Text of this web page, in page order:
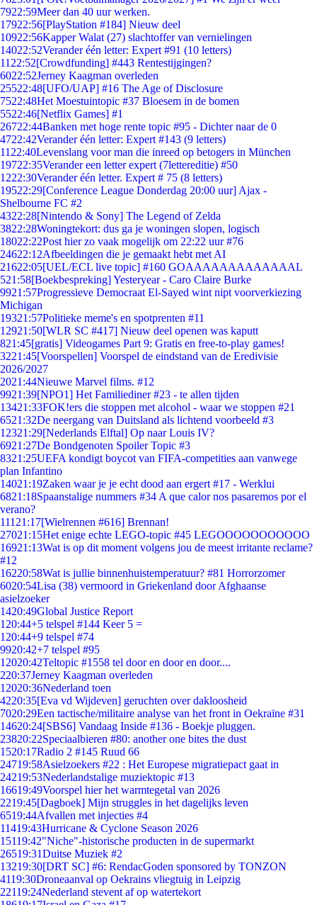
7922:59Meer dan 40 uur werken.
17922:56[PlayStation #184] Nieuw deel
10922:56Kapper Walat (27) slachtoffer van vernielingen
14022:52Verander één letter: Expert #91 (10 letters)
11 22:52[Crowdfunding] #443 Rentestijgingen?
6022:52Jerney Kaagman overleden
25522:48[UFO/UAP] #16 The Age of Disclosure
7522:48Het Moestuintopic #37 Bloesem in de bomen
5522:46[Netflix Games] #1
26722:44Banken met hoge rente topic #95 - Dichter naar de 0
4722:42Verander één letter: Expert #143 (9 letters)
11 22:40Levenslang voor man die inreed op betogers in München
19722:35Verander een letter expert (7lettereditie) #50
1222:30Verander één letter. Expert # 75 (8 letters)
19522:29[Conference League Donderdag 20:00 uur] Ajax -
Shelbourne FC #2
4322:28[Nintendo & Sony] The Legend of Zelda
3822:28Woningtekort: dus ga je woningen slopen, logisch
18022:22Post hier zo vaak mogelijk om 22:22 uur #76
24622:12Afbeeldingen die je gemaakt hebt met AI
21622:05[UEL/ECL live topic] #160 GOAAAAAAAAAAAAAL
521:58[Boekbespreking] Yesteryear - Caro Claire Burke
9921:57Progressieve Democraat El-Sayed wint nipt voorverkiezing
Michigan
19321:57Politieke meme's en spotprenten #11
12921:50[WLR SC #417] Nieuw deel openen was kaputt
821:45[gratis] Videogames Part 9: Gratis en free-to-play games!
3221:45[Voorspellen] Voorspel de eindstand van de Eredivisie
2026/2027
2021:44Nieuwe Marvel films. #12
9921:39[NPO1] Het Familiediner #23 - te allen tijden
13421:33FOK!ers die stoppen met alcohol - waar we stoppen #21
6521:32De neergang van Duitsland als lichtend voorbeeld #3
12321:29[Nederlands Elftal] Op naar Louis IV?
6921:27De Bondgenoten Spoiler Topic #3
8321:25UEFA kondigt boycot van FIFA-competities aan vanwege
plan Infantino
14021:19Zaken waar je je echt dood aan ergert #17 - Werklui
6821:18Spaanstalige nummers #34 A que calor nos pasaremos por el
verano?
111 21:17[Wielrennen #616] Brennan!
27021:15Het enige echte LEGO-topic #45 LEGOOOOOOOOOOO
16921:13Wat is op dit moment volgens jou de meest irritante reclame?
#12
16220:58Wat is jullie binnenhuistemperatuur? #81 Horrorzomer
6020:54Lisa (38) vermoord in Griekenland door Afghaanse
asielzoeker
1420:49Global Justice Report
1 20:44+5 telspel #144 Keer 5 =
1 20:44+9 telspel #74
9920:42+7 telspel #95
12020:42Teltopic #1558 tel door en door en door....
220:37Jerney Kaagman overleden
12020:36Nederland toen
4220:35[Eva vd Wijdeven] geruchten over dakloosheid
7020:29Een tactische/militaire analyse van het front in Oekraïne #31
14620:24[SBS6] Vandaag Inside #136 - Boekje pluggen.
23820:22Speciaalbieren #80: another one bites the dust
1520:17Radio 2 #145 Ruud 66
24719:58Asielzoekers #22 : Het Europese migratiepact gaat in
24219:53Nederlandstalige muziektopic #13
16619:49Voorspel hier het warmtegetal van 2026
2219:45[Dagboek] Mijn struggles in het dagelijks leven
6519:44Afvallen met injecties #4
11419:43Hurricane & Cyclone Season 2026
15119:42"Niche"-historische producten in de supermarkt
26519:31Duitse Muziek #2
13219:30[DRT SC] #6: RendacGoden sponsored by TONZON
4119:30Droneaanval op Oekrains vliegtuig in Leipzig
22119:24Nederland stevent af op watertekort